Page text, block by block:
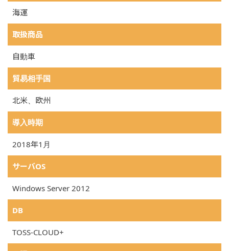
海運
取扱商品
自動車
貿易相手国
北米、欧州
導入時期
2018年1月
サーバOS
Windows Server 2012
DB
TOSS-CLOUD+